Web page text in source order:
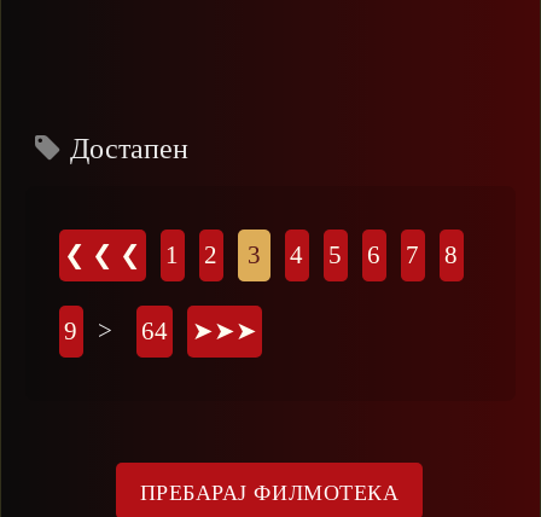
Достапен
❮ ❮ ❮ 1 2 3 4 5 6 7 8
9 > 64 ➤➤➤